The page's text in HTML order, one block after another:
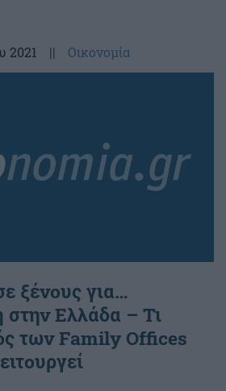
2021 || Οικονομία
ξένους για…
στην Ελλάδα – Τι
των Family Offices